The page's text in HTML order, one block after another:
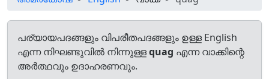
പര്യായപദങ്ങളും വിപരീതപദങ്ങളും ഉള്ള English
എന്ന നിഘണ്ടുവിൽ നിന്നുള്ളquag എന്ന വാക്കിന്റെ
അർത്ഥവും ഉദാഹരണവും.